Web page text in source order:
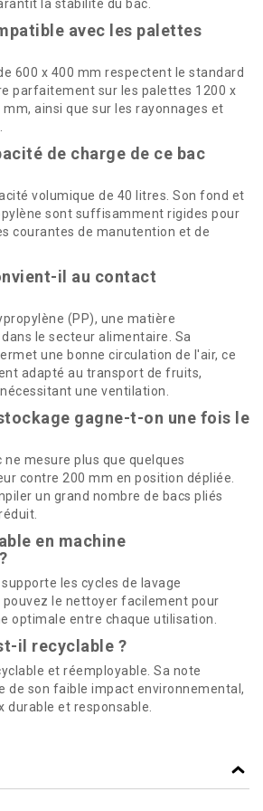
la stabilité du bac.
avec les palettes
600 x 400 mm respectent le standard
parfaitement sur les palettes 1200 x
ainsi que sur les rayonnages et
de charge de ce bac
volumique de 40 litres. Son fond et
sont suffisamment rigides pour
courantes de manutention et de
il au contact
(PP), une matière
le secteur alimentaire. Sa
une bonne circulation de l'air, ce
adapté au transport de fruits,
une ventilation.
gagne-t-on une fois le
ne mesure plus que quelques
contre 200 mm en position dépliée.
un grand nombre de bacs pliés
en machine
les cycles de lavage
le nettoyer facilement pour
optimale entre chaque utilisation.
il recyclable ?
et réemployable. Sa note
de son faible impact environnemental,
durable et responsable.